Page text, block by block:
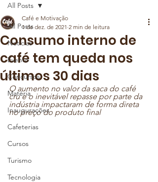
All Posts
Notícias
Evento
Concursos
Matéria
Inaugurações
Cafeterias
Cursos
Turismo
Tecnologia
All Posts
Consumo interno de
café tem queda nos
últimos 30 dias
Café e Motivação
1 de dez. de 2021 2 min de leitura
O aumento no valor da saca do café
cru e o inevitável repasse por parte da
indústria impactaram de forma direta
no preço do produto final